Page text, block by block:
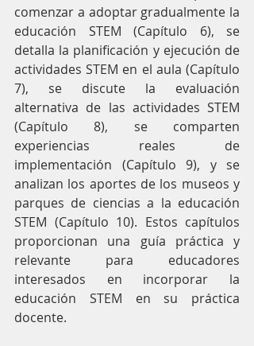
comenzar a adoptar gradualmente la
educación STEM (Capítulo 6), se
detalla la planificación y ejecución de
actividades STEM en el aula (Capítulo
7), se discute la evaluación
alternativa de las actividades STEM
(Capítulo 8), se comparten
experiencias reales de
implementación (Capítulo 9), y se
analizan los aportes de los museos y
parques de ciencias a la educación
STEM (Capítulo 10). Estos capítulos
proporcionan una guía práctica y
relevante para educadores
interesados en incorporar la
educación STEM en su práctica
docente.